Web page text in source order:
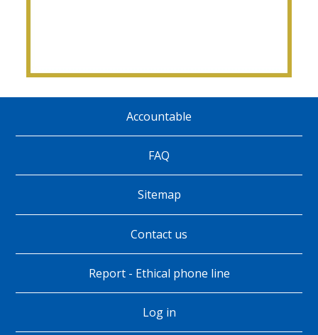
página
Accountable
FAQ
Sitemap
Contact us
Report - Ethical phone line
Log in